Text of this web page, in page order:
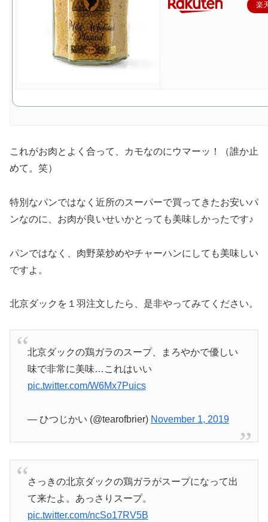
楽
これがお肉とよく合って、カモなのにウマーッ！（誰か止
めて。笑）
特別なパンではなく近所のスーパーで買ってきたお安いパ
ンなのに、お肉が良いせいかとっても美味しかったです♪
パンではなく、肉野菜炒めやチャーハンにしても美味しい
ですよ。
北京ダックを１羽注文したら、是非やってみてください。
北京ダックの鶏ガラのスープ、まろやかで優しい
味で非常に美味…これはいい
pic.twitter.com/W6Mx7Puics
— ひつじかい (@tearofbrier) November 1, 2019
さっきの北京ダックの鶏ガラがスープになって出
て来たよ。あっさりスープ。
pic.twitter.com/ncSo17RV5B